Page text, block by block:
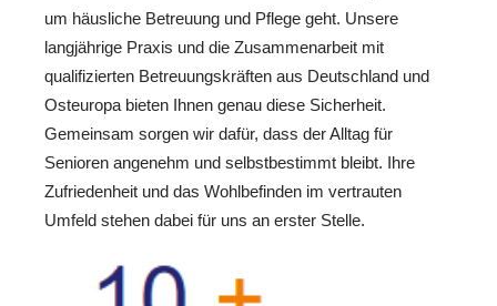
um häusliche Betreuung und Pflege geht. Unsere
langjährige Praxis und die Zusammenarbeit mit
qualifizierten Betreuungskräften aus Deutschland und
Osteuropa bieten Ihnen genau diese Sicherheit.
Gemeinsam sorgen wir dafür, dass der Alltag für
Senioren angenehm und selbstbestimmt bleibt. Ihre
Zufriedenheit und das Wohlbefinden im vertrauten
Umfeld stehen dabei für uns an erster Stelle.